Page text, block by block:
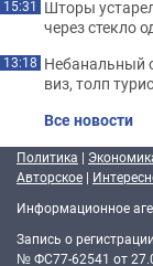
15:31 Шторы
через стекло
13:18 Небанальный
виз, толп
Все новости
Политика |
Авторское |
Информационное
Запись о
№ ФС77-62541 от